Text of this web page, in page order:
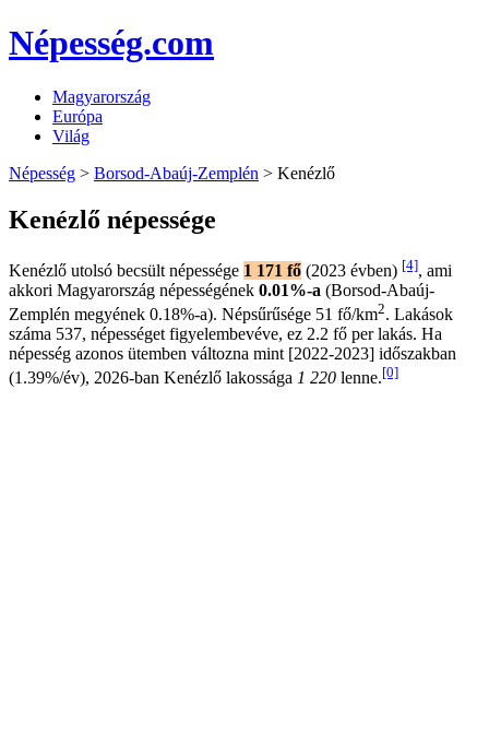
Népesség.com
Magyarország
Európa
Világ
Népesség > Borsod-Abaúj-Zemplén > Kenézlő
Kenézlő népessége
Kenézlő utolsó becsült népessége 1 171 fő (2023 évben) [4], ami
akkori Magyarország népességének 0.01%-a (Borsod-Abaúj-
Zemplén megyének 0.18%-a). Népsűrűsége 51 fő/km2. Lakások
száma 537, népességet figyelembevéve, ez 2.2 fő per lakás. Ha
népesség azonos ütemben változna mint [2022-2023] időszakban
(1.39%/év), 2026-ban Kenézlő lakossága 1 220 lenne.[0]